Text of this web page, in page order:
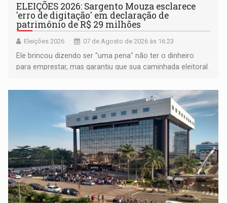
ELEIÇÕES 2026: Sargento Mouza esclarece
'erro de digitação' em declaração de
patrimônio de R$ 29 milhões
Eleições 2026 07 de Agosto de 2026 às 16:23
Ele brincou dizendo ser "uma pena" não ter o dinheiro
para emprestar, mas garantiu que sua caminhada eleitoral